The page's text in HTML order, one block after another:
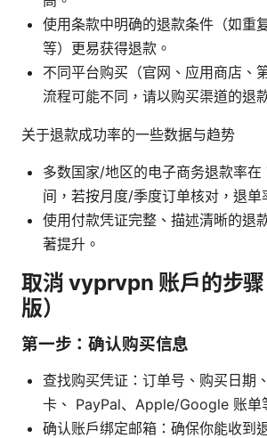
使用条款中明确的退款条件（如重
等）更易获得退款。
不同平台购买（官网、应用商店、
流程可能不同，请以购买渠道的退
关于退款成功率的一些数据与趋势
多数国家/地区的电子商务退款率在
间，若按月度/季度订单核对，退单
使用付款凭证完整、描述清晰的退
著提升。
取消 vyprvpn 账户的步
版）
第一步：确认购买信息
查找购买凭证：订单号、购买日期
卡、 PayPal、Apple/Google 账单
确认账户绑定邮箱：确保你能收到